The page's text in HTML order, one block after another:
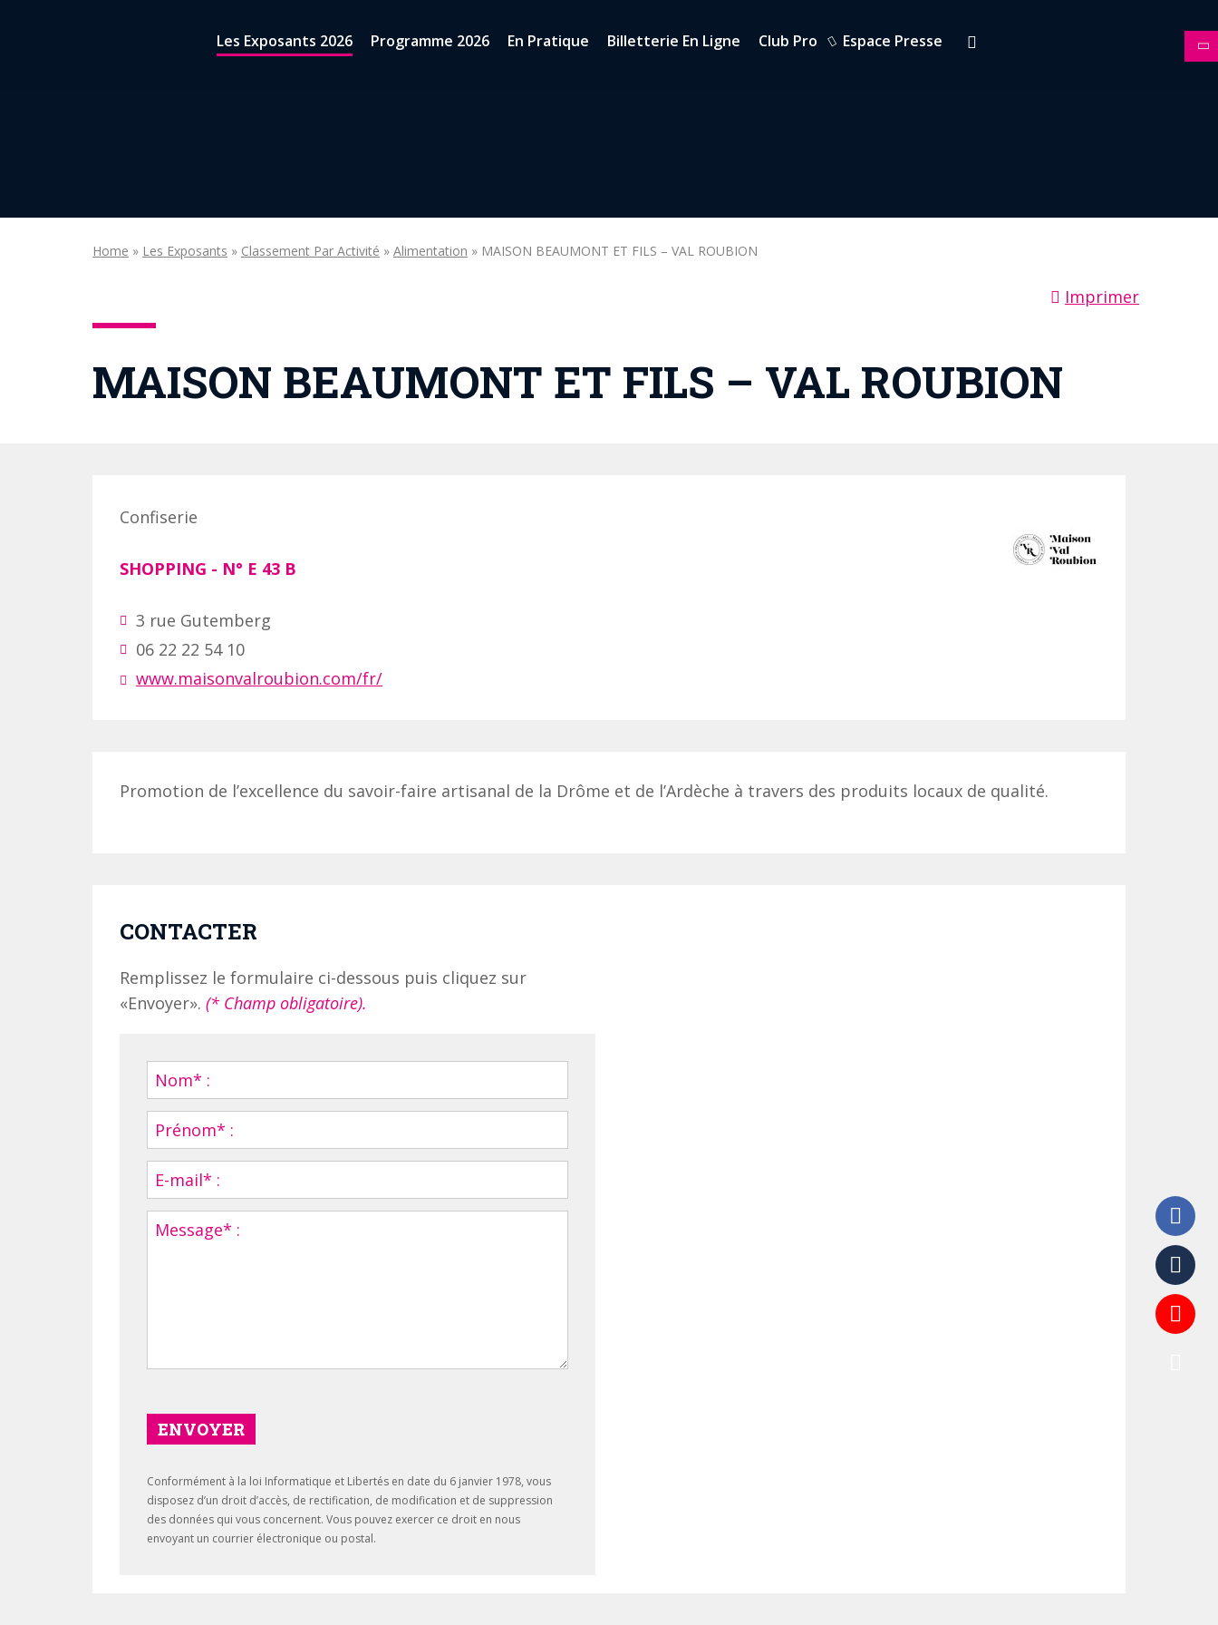
Les Exposants 2026 Programme 2026 En Pratique Billetterie En Ligne Club Pro Espace Presse
Home » Les Exposants » Classement Par Activité » Alimentation » MAISON BEAUMONT ET FILS – VAL ROUBION
Imprimer
MAISON BEAUMONT ET FILS – VAL ROUBION
Confiserie
SHOPPING - N° E 43 B
3 rue Gutemberg
06 22 22 54 10
www.maisonvalroubion.com/fr/
Promotion de l’excellence du savoir-faire artisanal de la Drôme et de l’Ardèche à travers des produits locaux de qualité.
CONTACTER
Remplissez le formulaire ci-dessous puis cliquez sur
«Envoyer». (* Champ obligatoire).
ENVOYER
Conformément à la loi Informatique et Libertés en date du 6 janvier 1978, vous
disposez d’un droit d’accès, de rectification, de modification et de suppression
des données qui vous concernent. Vous pouvez exercer ce droit en nous
envoyant un courrier électronique ou postal.